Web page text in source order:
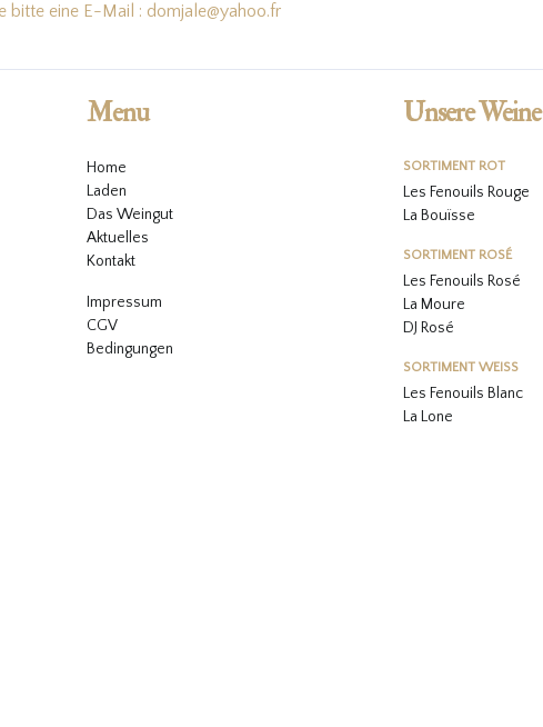
bitte eine E-Mail : domjale@yahoo.fr
Menu
Home
Laden
Das Weingut
Aktuelles
Kontakt
Impressum
CGV
Bedingungen
Unsere Weine
SORTIMENT ROT
Les Fenouils Rouge
La Bouïsse
SORTIMENT ROSÉ
Les Fenouils Rosé
La Moure
DJ Rosé
SORTIMENT WEISS
Les Fenouils Blanc
La Lone